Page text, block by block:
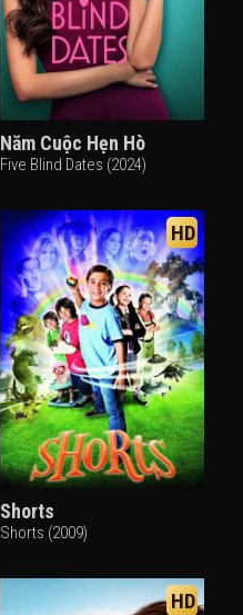
Năm Cuộc Hẹn Hò
Five Blind Dates (2024)
HD
Shorts
Shorts (2009)
HD